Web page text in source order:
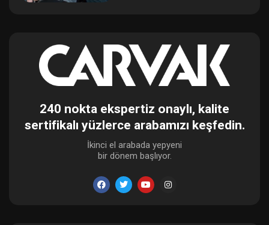
240 nokta ekspertiz onaylı, kalite
sertifikalı yüzlerce arabamızı keşfedin.
İkinci el arabada yepyeni
bir dönem başlıyor.